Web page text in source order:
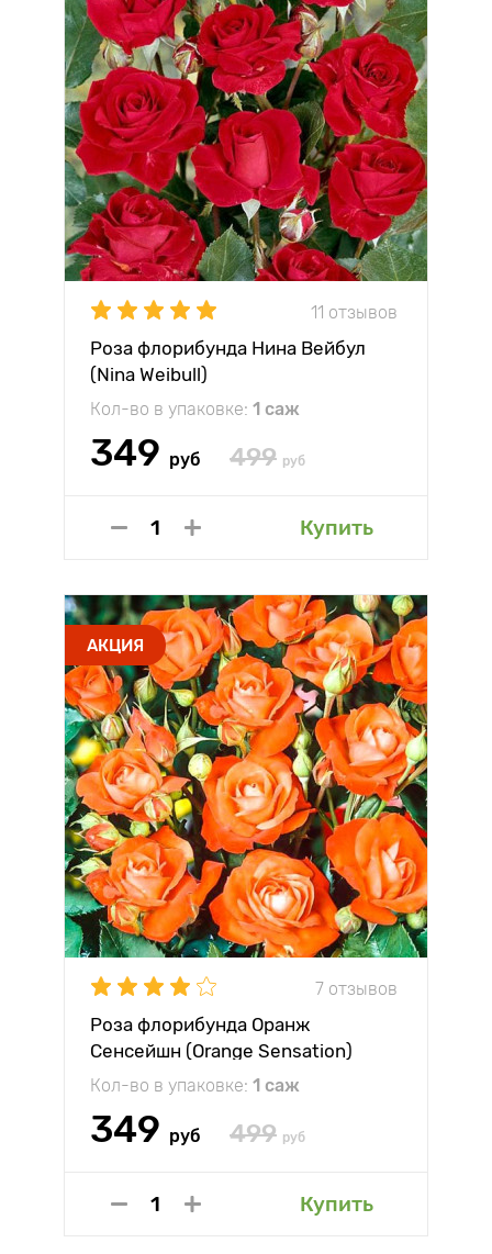
11 отзывов
Роза флорибунда Нина Вейбул
(Nina Weibull)
Кол-во в упаковке: 1 саж
349 руб 499 руб
Купить
АКЦИЯ
7 отзывов
Роза флорибунда Оранж
Сенсейшн (Orange Sensation)
Кол-во в упаковке: 1 саж
349 руб 499 руб
Купить